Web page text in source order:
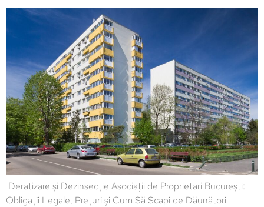
Deratizare și Dezinsecție Asociații de Proprietari București:
Obligații Legale, Prețuri și Cum Să Scapi de Dăunători